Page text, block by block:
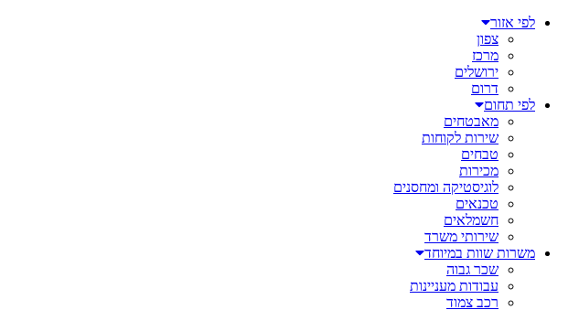
לפי אזור
צפון
מרכז
ירושלים
דרום
לפי תחום
מאבטחים
שירות לקוחות
טבחים
מכירות
לוגיסטיקה ומחסנים
טכנאים
חשמלאים
שירותי משרד
משרות שוות במיוחד
שכר גבוה
עבודות מעניינות
רכב צמוד